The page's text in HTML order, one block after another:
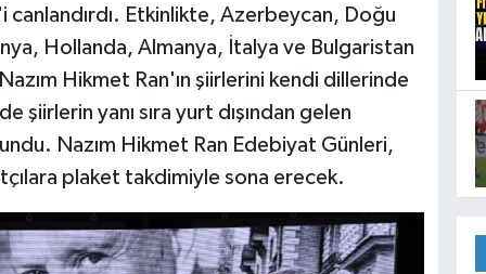
Etkinlikte, Azerbeycan, Doğu
Hollanda, Almanya, İtalya ve Bulgaristan
Hikmet Ran'ın şiirlerini kendi dillerinde
şiirlerin yanı sıra yurt dışından gelen
Nazım Hikmet Ran Edebiyat Günleri,
plaket takdimiyle sona erecek.